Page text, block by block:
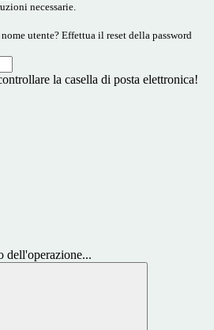
necessarie.
utente? Effettua il reset della password
la casella di posta elettronica!
dell'operazione...